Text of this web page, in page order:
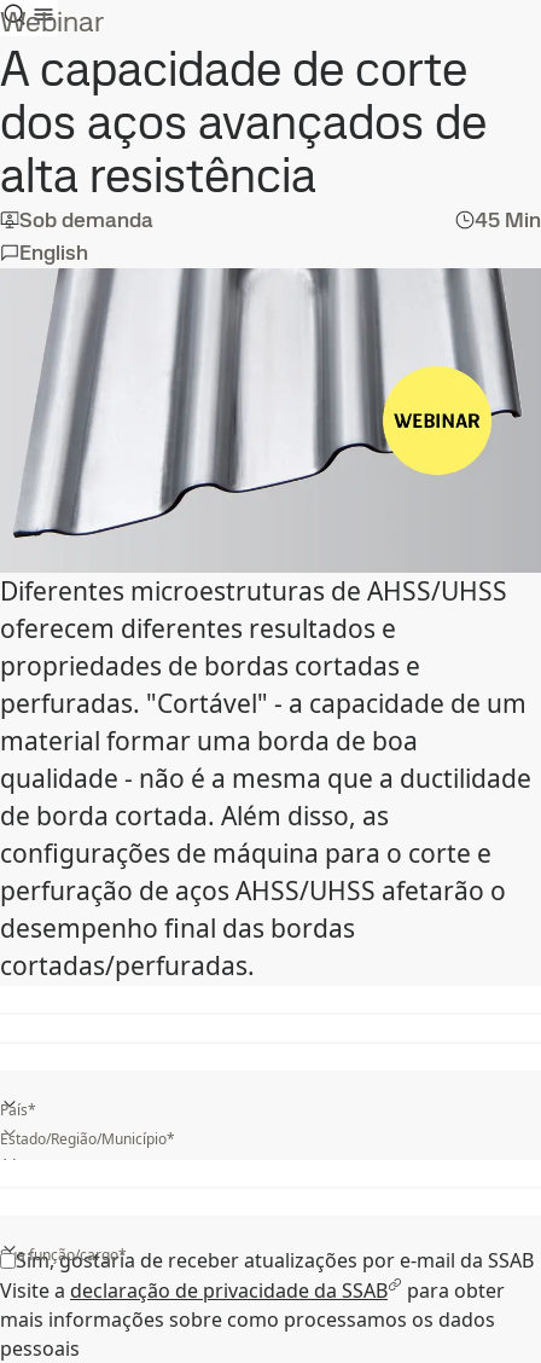
Webinar
A capacidade de corte
dos aços avançados de
alta resistência
Sob demanda
English
45 Min
Diferentes microestruturas de AHSS/UHSS
oferecem diferentes resultados e
propriedades de bordas cortadas e
perfuradas. "Cortável" - a capacidade de um
material formar uma borda de boa
qualidade - não é a mesma que a ductilidade
de borda cortada. Além disso, as
configurações de máquina para o corte e
perfuração de aços AHSS/UHSS afetarão o
desempenho final das bordas
cortadas/perfuradas.
País*
Estado/Região/Município*
Sua função/cargo*
Sim, gostaria de receber atualizações por e-mail da SSAB
Visite a declaração de privacidade da SSAB
para obter
mais informações sobre como processamos os dados
pessoais